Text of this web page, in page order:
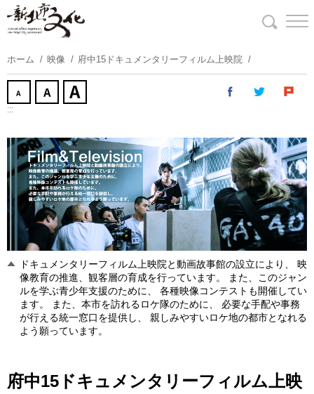
ン
ツ
ス
ッ
す
ホーム 映像 府中15ドキュメンタリーフィルム上映院
:::
ドキュメンタリーフィルム上映院と動画故事館の設立により、 映
像教育の推進、観客層の育成を行っています。 また、このジャン
ルを学ぶ青少年支援のために、 各種映像コンテストも開催してい
ます。 また、本市を訪れるロケ隊のために、 必要な手配や事務
が行える統一窓口を提供し、 親しみやすいロケ地の都市となれる
よう願っています。
府中15ドキュメンタリーフィルム上映